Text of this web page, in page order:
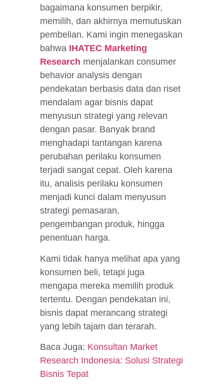
bagaimana konsumen berpikir,
memilih, dan akhirnya memutuskan
pembelian. Kami ingin menegaskan
bahwa IHATEC Marketing
Research menjalankan consumer
behavior analysis dengan
pendekatan berbasis data dan riset
mendalam agar bisnis dapat
menyusun strategi yang relevan
dengan pasar. Banyak brand
menghadapi tantangan karena
perubahan perilaku konsumen
terjadi sangat cepat. Oleh karena
itu, analisis perilaku konsumen
menjadi kunci dalam menyusun
strategi pemasaran,
pengembangan produk, hingga
penentuan harga.
Kami tidak hanya melihat apa yang
konsumen beli, tetapi juga
mengapa mereka memilih produk
tertentu. Dengan pendekatan ini,
bisnis dapat merancang strategi
yang lebih tajam dan terarah.
Baca Juga: Konsultan Market
Research Indonesia: Solusi Strategi
Bisnis Tepat